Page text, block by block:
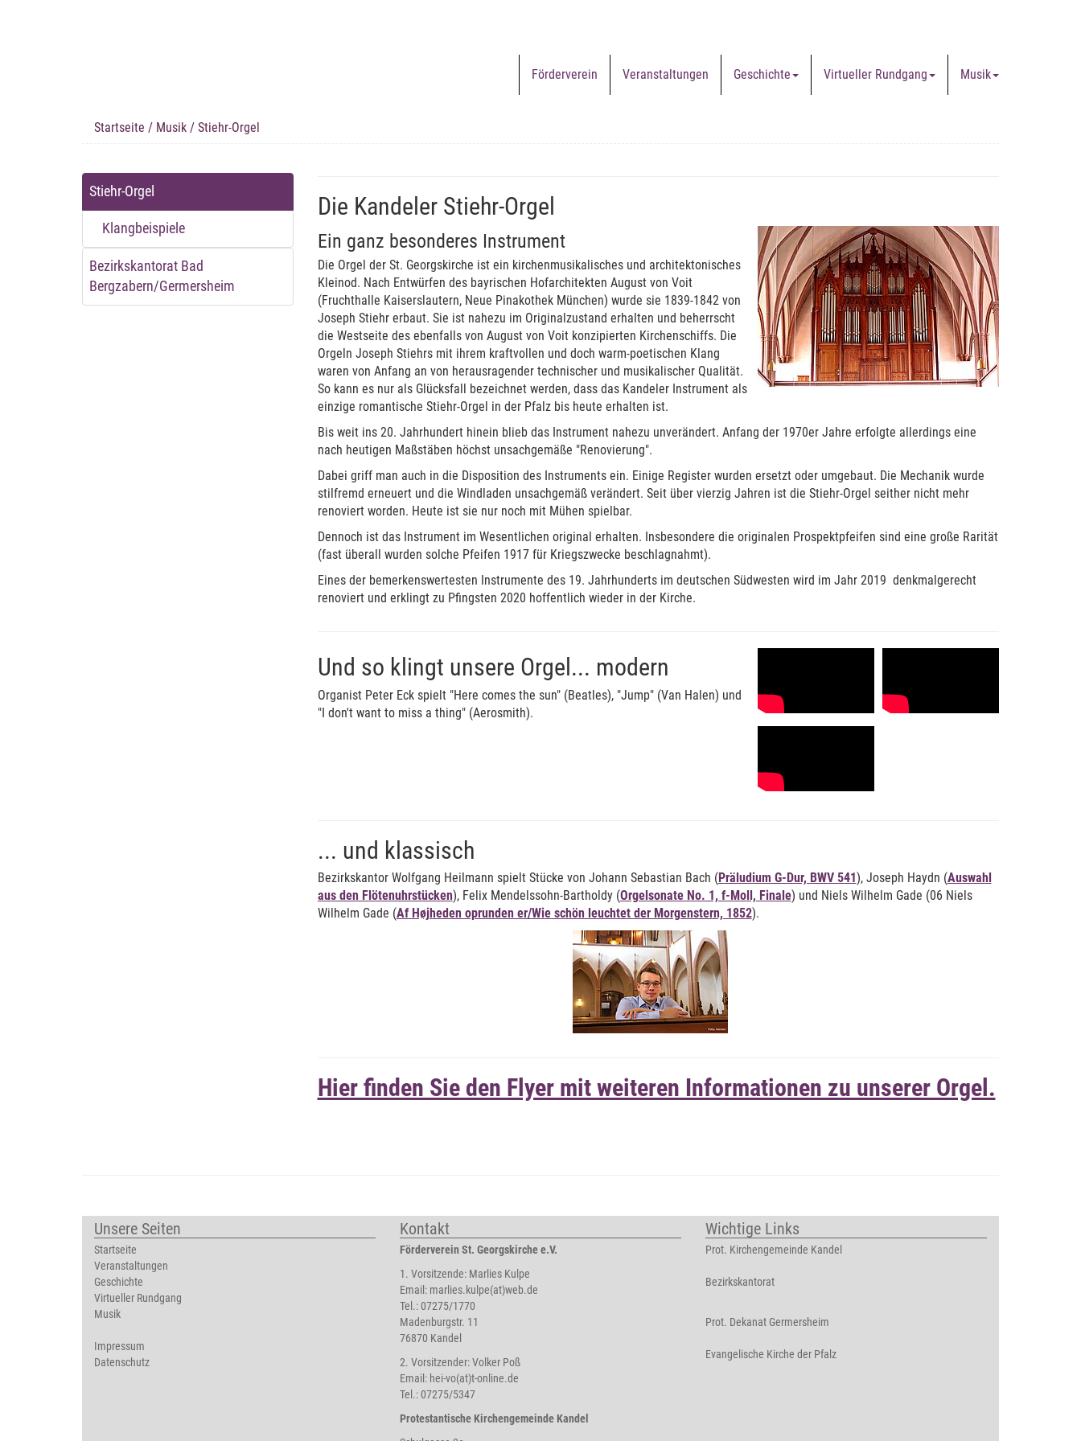
Förderverein Veranstaltungen Geschichte Virtueller Rundgang Musik
Startseite / Musik / Stiehr-Orgel
Stiehr-Orgel
Klangbeispiele
Bezirkskantorat Bad
Bergzabern/Germersheim
Die Kandeler Stiehr-Orgel
Ein ganz besonderes Instrument
Die Orgel der St. Georgskirche ist ein kirchenmusikalisches und architektonisches
Kleinod. Nach Entwürfen des bayrischen Hofarchitekten August von Voit
(Fruchthalle Kaiserslautern, Neue Pinakothek München) wurde sie 1839-1842 von
Joseph Stiehr erbaut. Sie ist nahezu im Originalzustand erhalten und beherrscht
die Westseite des ebenfalls von August von Voit konzipierten Kirchenschiffs. Die
Orgeln Joseph Stiehrs mit ihrem kraftvollen und doch warm-poetischen Klang
waren von Anfang an von herausragender technischer und musikalischer Qualität.
So kann es nur als Glücksfall bezeichnet werden, dass das Kandeler Instrument als
einzige romantische Stiehr-Orgel in der Pfalz bis heute erhalten ist.
Bis weit ins 20. Jahrhundert hinein blieb das Instrument nahezu unverändert. Anfang der 1970er Jahre erfolgte allerdings eine
nach heutigen Maßstäben höchst unsachgemäße "Renovierung".
Dabei griff man auch in die Disposition des Instruments ein. Einige Register wurden ersetzt oder umgebaut. Die Mechanik wurde
stilfremd erneuert und die Windladen unsachgemäß verändert. Seit über vierzig Jahren ist die Stiehr-Orgel seither nicht mehr
renoviert worden. Heute ist sie nur noch mit Mühen spielbar.
Dennoch ist das Instrument im Wesentlichen original erhalten. Insbesondere die originalen Prospektpfeifen sind eine große Rarität
(fast überall wurden solche Pfeifen 1917 für Kriegszwecke beschlagnahmt).
Eines der bemerkenswertesten Instrumente des 19. Jahrhunderts im deutschen Südwesten wird im Jahr 2019 denkmalgerecht
renoviert und erklingt zu Pfingsten 2020 hoffentlich wieder in der Kirche.
Und so klingt unsere Orgel... modern
Organist Peter Eck spielt "Here comes the sun" (Beatles), "Jump" (Van Halen) und
"I don't want to miss a thing" (Aerosmith).
... und klassisch
Bezirkskantor Wolfgang Heilmann spielt Stücke von Johann Sebastian Bach (Präludium G-Dur, BWV 541), Joseph Haydn (Auswahl
aus den Flötenuhrstücken), Felix Mendelssohn-Bartholdy (Orgelsonate No. 1, f-Moll, Finale) und Niels Wilhelm Gade (06 Niels
Wilhelm Gade (Af Højheden oprunden er/Wie schön leuchtet der Morgenstern, 1852).
Hier finden Sie den Flyer mit weiteren Informationen zu unserer Orgel.
Unsere Seiten
Startseite
Veranstaltungen
Geschichte
Virtueller Rundgang
Musik
Impressum
Datenschutz
Kontakt
Förderverein St. Georgskirche e.V.
1. Vorsitzende: Marlies Kulpe
Email: marlies.kulpe(at)web.de
Tel.: 07275/1770
Madenburgstr. 11
76870 Kandel
2. Vorsitzender: Volker Poß
Email: hei-vo(at)t-online.de
Tel.: 07275/5347
Protestantische Kirchengemeinde Kandel
Wichtige Links
Prot. Kirchengemeinde Kandel
Bezirkskantorat
Prot. Dekanat Germersheim
Evangelische Kirche der Pfalz